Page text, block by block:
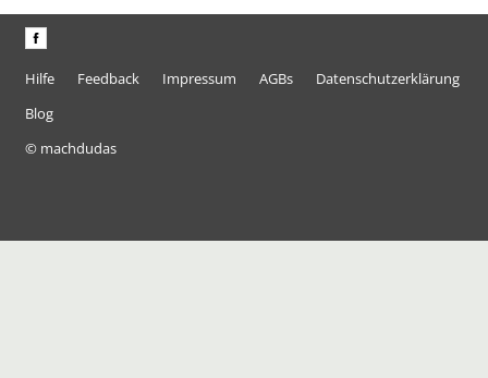
Hilfe Feedback Impressum AGBs
Datenschutzerklärung
Blog
© machdudas